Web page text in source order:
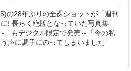
の28年ぶりの全裸ショットが「週刊
! 長らく絶版となっていた写真集
-」もデジタル限定で発売～「今の私
声に調子にのってしまいました